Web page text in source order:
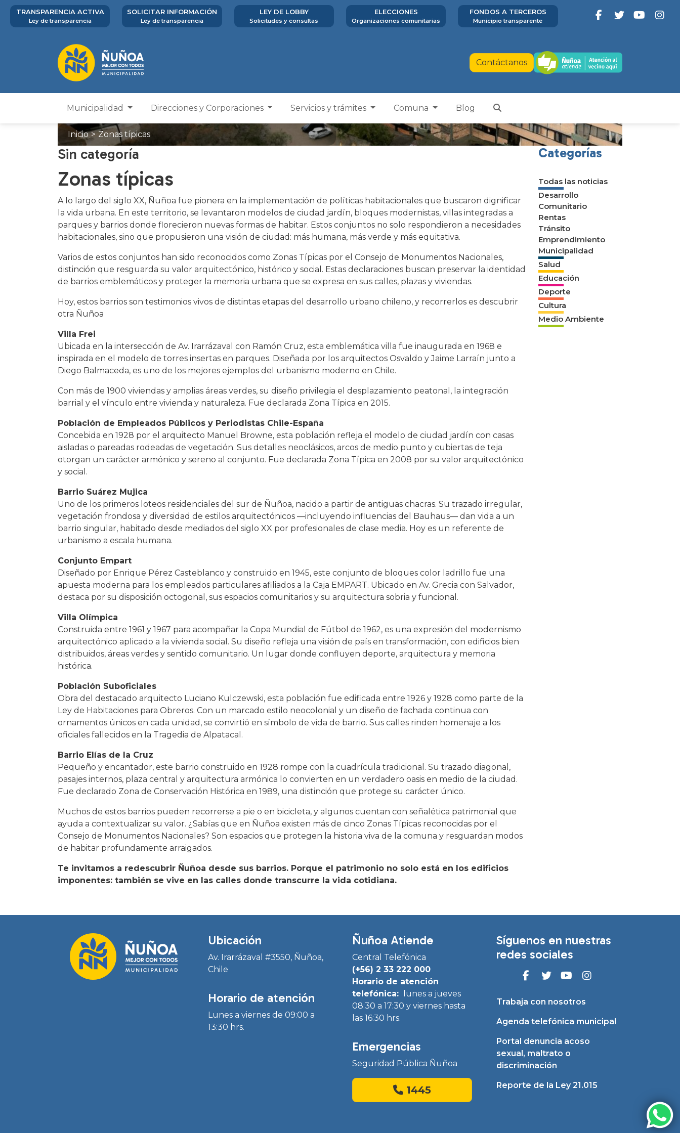
TRANSPARENCIA ACTIVA
Ley de transparencia
SOLICITAR INFORMACIÓN
Ley de transparencia
LEY DE LOBBY
Solicitudes y consultas
ELECCIONES
Organizaciones comunitarias
FONDOS A TERCEROS
Municipio transparente
Contáctanos
Municipalidad Direcciones y Corporaciones Servicios y trámites Comuna Blog
Inicio > Zonas típicas
Sin categoría
Zonas típicas
A lo largo del siglo XX, Ñuñoa fue pionera en la implementación de políticas habitacionales que buscaron dignificar
la vida urbana. En este territorio, se levantaron modelos de ciudad jardín, bloques modernistas, villas integradas a
parques y barrios donde florecieron nuevas formas de habitar. Estos conjuntos no solo respondieron a necesidades
habitacionales, sino que propusieron una visión de ciudad: más humana, más verde y más equitativa.
Varios de estos conjuntos han sido reconocidos como Zonas Típicas por el Consejo de Monumentos Nacionales,
distinción que resguarda su valor arquitectónico, histórico y social. Estas declaraciones buscan preservar la identidad
de barrios emblemáticos y proteger la memoria urbana que se expresa en sus calles, plazas y viviendas.
Hoy, estos barrios son testimonios vivos de distintas etapas del desarrollo urbano chileno, y recorrerlos es descubrir
otra Ñuñoa
Villa Frei
Ubicada en la intersección de Av. Irarrázaval con Ramón Cruz, esta emblemática villa fue inaugurada en 1968 e
inspirada en el modelo de torres insertas en parques. Diseñada por los arquitectos Osvaldo y Jaime Larraín junto a
Diego Balmaceda, es uno de los mejores ejemplos del urbanismo moderno en Chile.
Con más de 1900 viviendas y amplias áreas verdes, su diseño privilegia el desplazamiento peatonal, la integración
barrial y el vínculo entre vivienda y naturaleza. Fue declarada Zona Típica en 2015.
Población de Empleados Públicos y Periodistas Chile-España
Concebida en 1928 por el arquitecto Manuel Browne, esta población refleja el modelo de ciudad jardín con casas
aisladas o pareadas rodeadas de vegetación. Sus detalles neoclásicos, arcos de medio punto y cubiertas de teja
otorgan un carácter armónico y sereno al conjunto. Fue declarada Zona Típica en 2008 por su valor arquitectónico
y social.
Barrio Suárez Mujica
Uno de los primeros loteos residenciales del sur de Ñuñoa, nacido a partir de antiguas chacras. Su trazado irregular,
vegetación frondosa y diversidad de estilos arquitectónicos —incluyendo influencias del Bauhaus— dan vida a un
barrio singular, habitado desde mediados del siglo XX por profesionales de clase media. Hoy es un referente de
urbanismo a escala humana.
Conjunto Empart
Diseñado por Enrique Pérez Casteblanco y construido en 1945, este conjunto de bloques color ladrillo fue una
apuesta moderna para los empleados particulares afiliados a la Caja EMPART. Ubicado en Av. Grecia con Salvador,
destaca por su disposición octogonal, sus espacios comunitarios y su arquitectura sobria y funcional.
Villa Olímpica
Construida entre 1961 y 1967 para acompañar la Copa Mundial de Fútbol de 1962, es una expresión del modernismo
arquitectónico aplicado a la vivienda social. Su diseño refleja una visión de país en transformación, con edificios bien
distribuidos, áreas verdes y sentido comunitario. Un lugar donde confluyen deporte, arquitectura y memoria
histórica.
Población Suboficiales
Obra del destacado arquitecto Luciano Kulczewski, esta población fue edificada entre 1926 y 1928 como parte de la
Ley de Habitaciones para Obreros. Con un marcado estilo neocolonial y un diseño de fachada continua con
ornamentos únicos en cada unidad, se convirtió en símbolo de vida de barrio. Sus calles rinden homenaje a los
oficiales fallecidos en la Tragedia de Alpatacal.
Barrio Elías de la Cruz
Pequeño y encantador, este barrio construido en 1928 rompe con la cuadrícula tradicional. Su trazado diagonal,
pasajes internos, plaza central y arquitectura armónica lo convierten en un verdadero oasis en medio de la ciudad.
Fue declarado Zona de Conservación Histórica en 1989, una distinción que protege su carácter único.
Muchos de estos barrios pueden recorrerse a pie o en bicicleta, y algunos cuentan con señalética patrimonial que
ayuda a contextualizar su valor. ¿Sabías que en Ñuñoa existen más de cinco Zonas Típicas reconocidas por el
Consejo de Monumentos Nacionales? Son espacios que protegen la historia viva de la comuna y resguardan modos
de habitar profundamente arraigados.
Te invitamos a redescubrir Ñuñoa desde sus barrios. Porque el patrimonio no solo está en los edificios
imponentes: también se vive en las calles donde transcurre la vida cotidiana.
Categorías
Todas las noticias
Desarrollo
Comunitario
Rentas
Tránsito
Emprendimiento
Municipalidad
Salud
Educación
Deporte
Cultura
Medio Ambiente
Ubicación
Av. Irarrázaval #3550, Ñuñoa,
Chile
Horario de atención
Lunes a viernes de 09:00 a
13:30 hrs.
Ñuñoa Atiende
Central Telefónica
(+56) 2 33 222 000
Horario de atención
telefónica:
lunes a jueves
08:30 a 17:30 y viernes hasta
las 16:30 hrs.
Emergencias
Seguridad Pública Ñuñoa
1445
Síguenos en nuestras
redes sociales
Trabaja con nosotros
Agenda telefónica municipal
Portal denuncia acoso
sexual, maltrato o
discriminación
Reporte de la Ley 21.015